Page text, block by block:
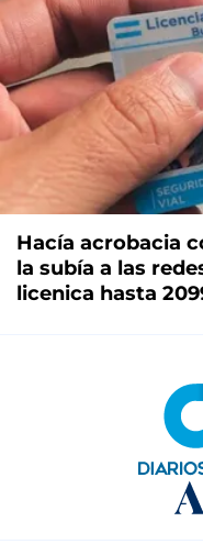
Hacía acrobacia
la subía a las
licenica hasta